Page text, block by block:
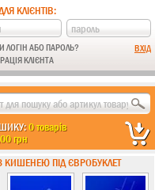
КЛІЄНТІВ:
ЛОГІН АБО ПАРОЛЬ?
КЛІЄНТА
0 товарів
грн
КИШЕНЕЮ ПІД ЄВРОБУКЛЕТ